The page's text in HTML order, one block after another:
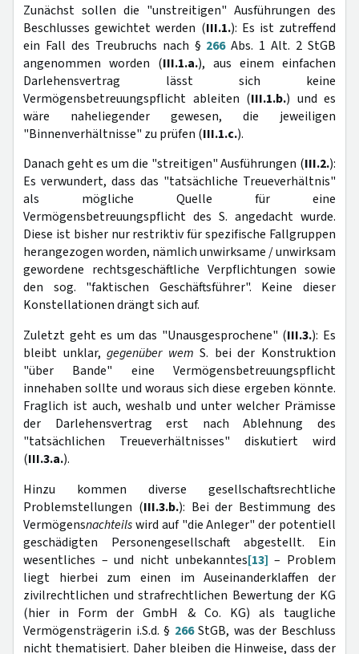
Zunächst sollen die "unstreitigen" Ausführungen des
Beschlusses gewichtet werden (III.1.): Es ist zutreffend
ein Fall des Treubruchs nach § 266Abs. 1 Alt. 2 StGB
angenommen worden (III.1.a.), aus einem einfachen
Darlehensvertrag lässt sich keine
Vermögensbetreuungspflicht ableiten (III.1.b.) und es
wäre naheliegender gewesen, die jeweiligen
"Binnenverhältnisse" zu prüfen (III.1.c.).
Danach geht es um die "streitigen" Ausführungen (III.2.):
Es verwundert, dass das "tatsächliche Treueverhältnis"
als mögliche Quelle für eine
Vermögensbetreuungspflicht des S. angedacht wurde.
Diese ist bisher nur restriktiv für spezifische Fallgruppen
herangezogen worden, nämlich unwirksame / unwirksam
gewordene rechtsgeschäftliche Verpflichtungen sowie
den sog. "faktischen Geschäftsführer". Keine dieser
Konstellationen drängt sich auf.
Zuletzt geht es um das "Unausgesprochene" (III.3.): Es
bleibt unklar,gegenüber wem S. bei der Konstruktion
"über Bande" eine Vermögensbetreuungspflicht
innehaben sollte und woraus sich diese ergeben könnte.
Fraglich ist auch, weshalb und unter welcher Prämisse
der Darlehensvertrag erst nach Ablehnung des
"tatsächlichen Treueverhältnisses" diskutiert wird
(III.3.a.).
Hinzu kommen diverse gesellschaftsrechtliche
Problemstellungen (III.3.b.): Bei der Bestimmung des
Vermögensnachteilswird auf "die Anleger" der potentiell
geschädigten Personengesellschaft abgestellt. Ein
wesentliches – und nicht unbekanntes[13] – Problem
liegt hierbei zum einen im Auseinanderklaffen der
zivilrechtlichen und strafrechtlichen Bewertung der KG
(hier in Form der GmbH & Co. KG) als taugliche
Vermögensträgerin i.S.d. § 266StGB, was der Beschluss
nicht thematisiert. Daher bleiben die Hinweise, dass der